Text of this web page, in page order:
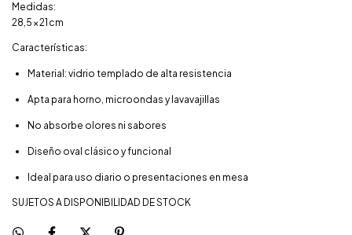
Medidas:
28,5 × 21 cm
Características:
Material: vidrio templado de alta resistencia
Apta para horno, microondas y lavavajillas
No absorbe olores ni sabores
Diseño oval clásico y funcional
Ideal para uso diario o presentaciones en mesa
SUJETOS A DISPONIBILIDAD DE STOCK